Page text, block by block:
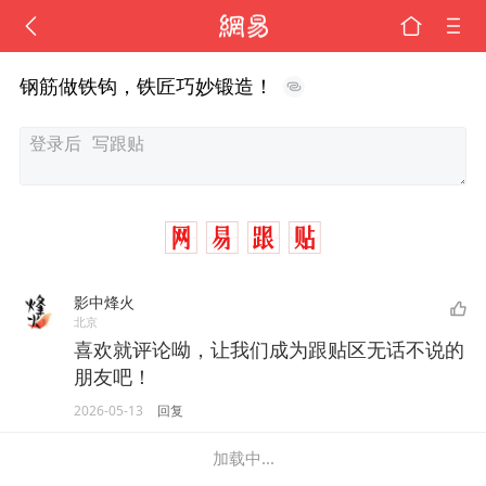
钢筋做铁钩，铁匠巧妙锻造！
影中烽火
北京
喜欢就评论呦，让我们成为跟贴区无话不说的
朋友吧！
2026-05-13 回复
加载中...